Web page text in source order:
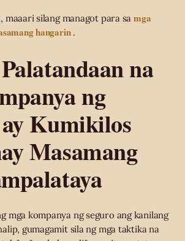
maaari silang managot para sa mga
hangarin.
na
ng
Kumikilos
Masamang
mga kompanya ng seguro ang kanilang
gumagamit sila ng mga taktika na